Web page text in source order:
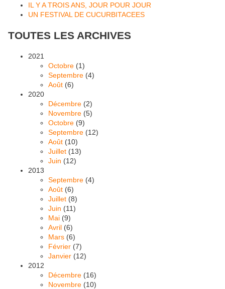
IL Y A TROIS ANS, JOUR POUR JOUR
UN FESTIVAL DE CUCURBITACEES
TOUTES LES ARCHIVES
2021
Octobre (1)
Septembre (4)
Août (6)
2020
Décembre (2)
Novembre (5)
Octobre (9)
Septembre (12)
Août (10)
Juillet (13)
Juin (12)
2013
Septembre (4)
Août (6)
Juillet (8)
Juin (11)
Mai (9)
Avril (6)
Mars (6)
Février (7)
Janvier (12)
2012
Décembre (16)
Novembre (10)